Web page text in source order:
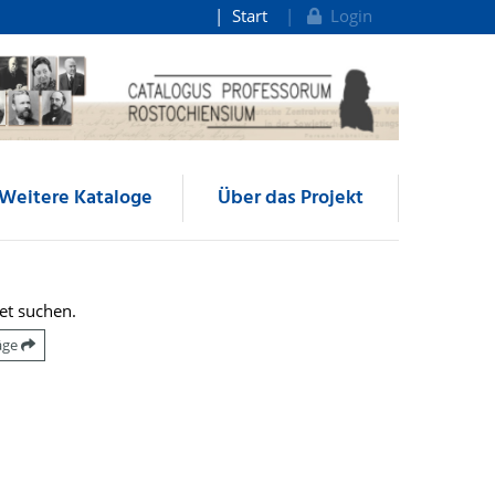
Start Login
Kataloge Über das Projekt
suchen.